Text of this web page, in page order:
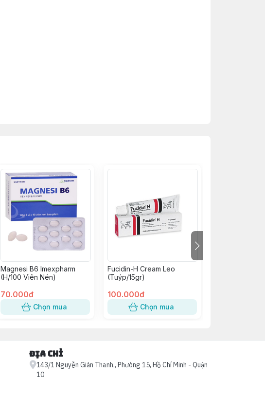
Magnesi B6 Imexpharm
(H/100 Viên Nén)
70.000đ
Chọn mua
Fucidin-H Cream Leo
(Tuýp/15gr)
100.000đ
Chọn mua
Địa chỉ
143/1 Nguyễn Giản Thanh,, Phường 15, Hồ Chí Minh - Quận
10